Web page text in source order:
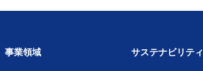
事業領域 サステナビリティ